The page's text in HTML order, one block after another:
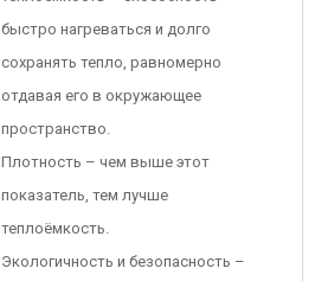
быстро нагреваться и долго
сохранять тепло, равномерно
отдавая его в окружающее
пространство.
Плотность – чем выше этот
показатель, тем лучше
теплоёмкость.
Экологичность и безопасность –